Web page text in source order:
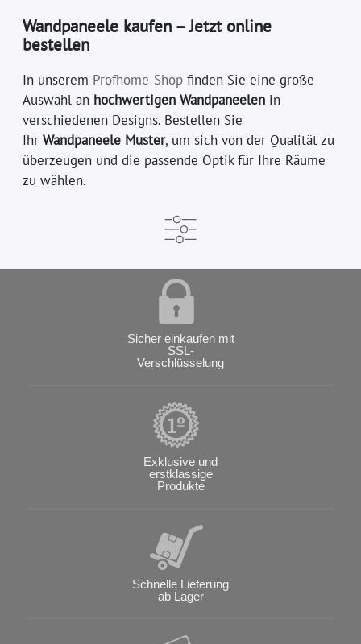
Wandpaneele kaufen – Jetzt online
bestellen
In unserem Profhome-Shop finden Sie eine große
Auswahl an hochwertigen Wandpaneelen in
verschiedenen Designs. Bestellen Sie
IhrWandpaneele Muster, um sich von der Qualität zu
überzeugen und die passende Optik für Ihre Räume
zu wählen.
Sicher einkaufen mit
SSL-
Verschlüsselung
Exklusive und
erstklassige
Produkte
Schnelle Lieferung
ab Lager